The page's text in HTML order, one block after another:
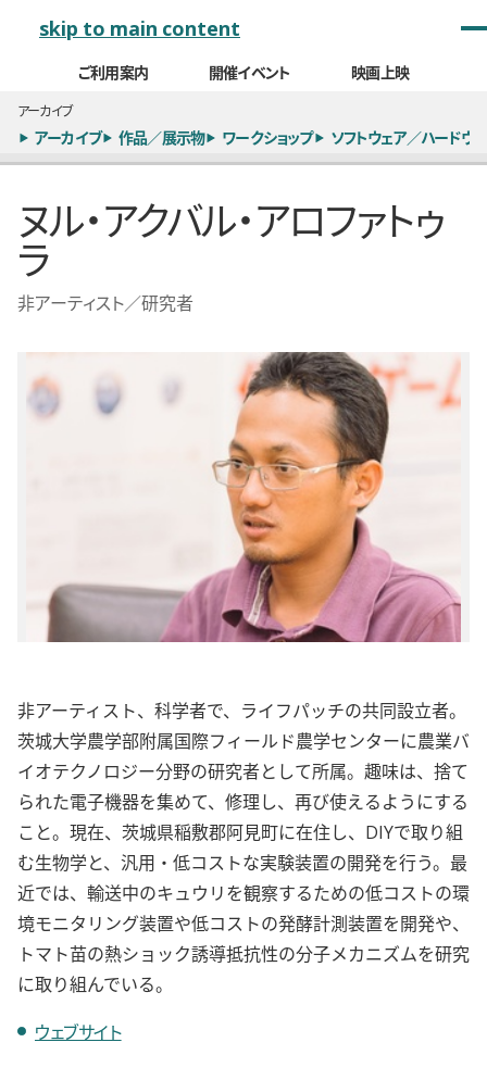
skip to main content
ご利用案内 開催イベント 映画上映
アーカイブ
アーカイブ 作品／展示物 ワークショップ ソフトウェア／ハードウ
ヌル・アクバル・アロファトゥ
ラ
非アーティスト／研究者
非アーティスト、科学者で、ライフパッチの共同設立者。
茨城大学農学部附属国際フィールド農学センターに農業バ
イオテクノロジー分野の研究者として所属。趣味は、捨て
られた電子機器を集めて、修理し、再び使えるようにする
こと。現在、茨城県稲敷郡阿見町に在住し、DIYで取り組
む生物学と、汎用・低コストな実験装置の開発を行う。最
近では、輸送中のキュウリを観察するための低コストの環
境モニタリング装置や低コストの発酵計測装置を開発や、
トマト苗の熱ショック誘導抵抗性の分子メカニズムを研究
に取り組んでいる。
ウェブサイト